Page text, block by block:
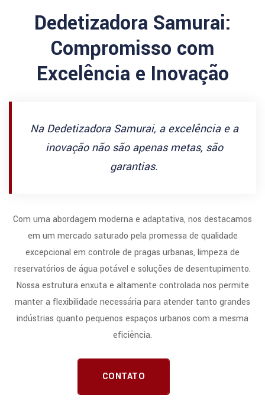
Dedetizadora Samurai:
Compromisso com
Excelência e Inovação
Na Dedetizadora Samurai, a excelência e a
inovação não são apenas metas, são
garantias.
Com uma abordagem moderna e adaptativa, nos destacamos
em um mercado saturado pela promessa de qualidade
excepcional em controle de pragas urbanas, limpeza de
reservatórios de água potável e soluções de desentupimento.
Nossa estrutura enxuta e altamente controlada nos permite
manter a flexibilidade necessária para atender tanto grandes
indústrias quanto pequenos espaços urbanos com a mesma
eficiência.
CONTATO